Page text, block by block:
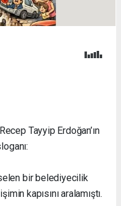
Tayyip Erdoğan’ın
bir belediyecilik
kapısını aralamıştı.